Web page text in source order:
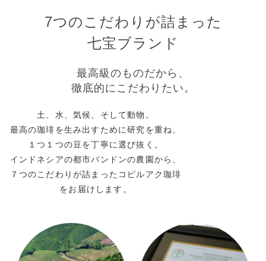
7つのこだわりが詰まった
七宝ブランド
最高級のものだから、
徹底的にこだわりたい。
土、水、気候、そして動物。
最高の珈琲を生み出すために研究を重ね、
１つ１つの豆を丁寧に選び抜く。
インドネシアの都市バンドンの農園から、
７つのこだわりが詰まったコピルアク珈琲
をお届けします。